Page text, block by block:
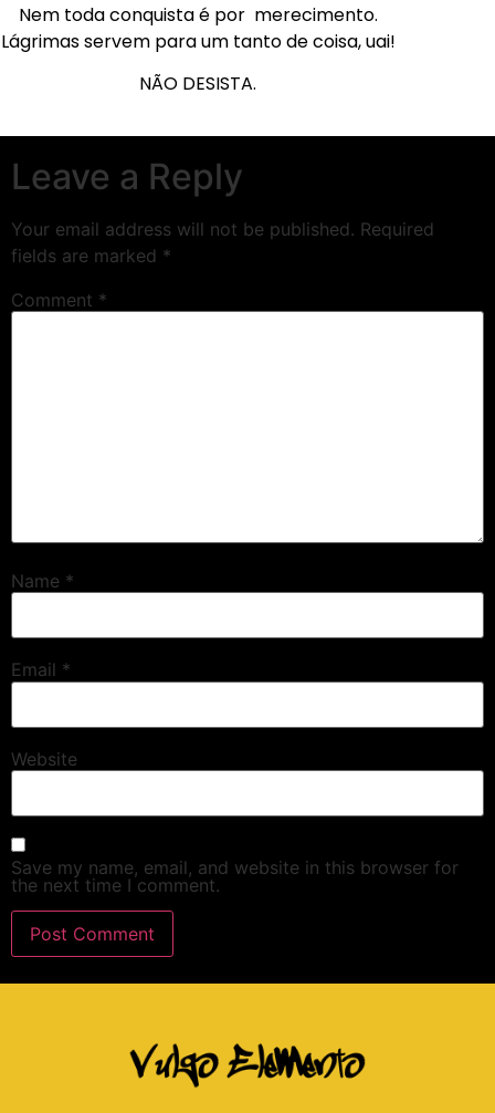
Nem toda conquista é por merecimento.
Lágrimas servem para um tanto de coisa, uai!
NÃO DESISTA.
Leave a Reply
Your email address will not be published. Required
fields are marked *
Comment *
Name *
Email *
Website
Save my name, email, and website in this browser for
the next time I comment.